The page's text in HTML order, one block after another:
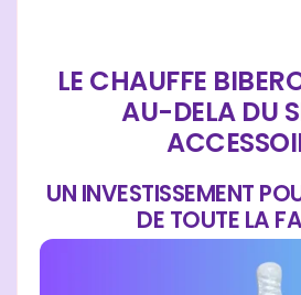
LE CHAUFFE
AU-DELA DU
UN INVESTISSEMENT
DE TOUTE LA